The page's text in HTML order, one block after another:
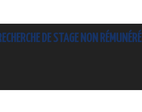
DE STAGE NON RÉMUNÉRÉ